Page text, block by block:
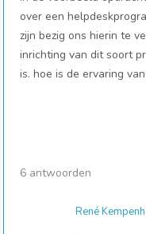
over een
zijn bezig ons hierin te
inrichting van dit soort
is. hoe is de ervaring
6 antwoorden
René